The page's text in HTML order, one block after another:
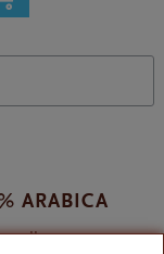
ARABICA